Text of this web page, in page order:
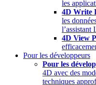
les
4D Write
les
l’assistant
4D View
Pour les développeurs
Pour les
4D avec des
techniques